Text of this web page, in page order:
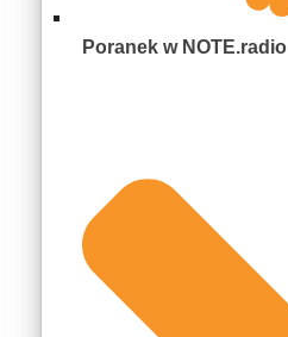
Poranek w NOTE.radio